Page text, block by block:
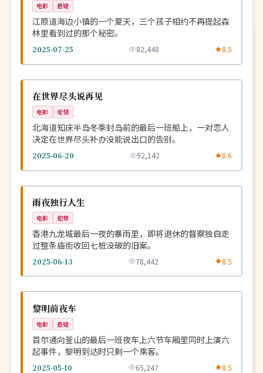
电影 悬疑
江原道海边小镇的一个夏天，三个孩子相约不再提起森
林里看到过的那个秘密。
2025-07-25 82,448 8.5
日本
在世界尽头说再见
电影 爱情
北海道知床半岛冬季封岛前的最后一班船上，一对恋人
决定在世界尽头补办没能说出口的告别。
2025-06-20 92,142 8.6
中国
雨夜独行人生
电影 犯罪
香港九龙城最后一夜的暴雨里，即将退休的督察独自走
过整条庙街收回七桩没破的旧案。
2025-06-13 78,442 8.5
韩国
黎明前夜车
电影 悬疑
首尔通向釜山的最后一班夜车上六节车厢里同时上演六
起事件，黎明到达时只剩一个乘客。
2025-05-10 65,247 8.5